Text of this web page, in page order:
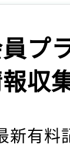
プ
収
新有料